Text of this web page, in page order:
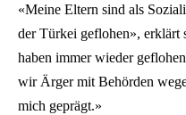
«Meine Eltern sind als
der Türkei geflohen», erklärt
haben immer wieder
wir Ärger mit Behörden
mich geprägt.»